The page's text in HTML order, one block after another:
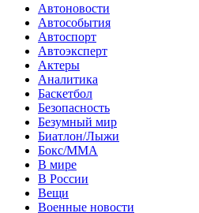
Автоновости
Автособытия
Автоспорт
Автоэксперт
Актеры
Аналитика
Баскетбол
Безопасность
Безумный мир
Биатлон/Лыжи
Бокс/MMA
В мире
В России
Вещи
Военные новости